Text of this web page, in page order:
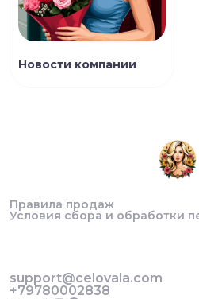
Новости компании
Правила продаж
Условия сбора и обработки
support@celovala.com
+79780002838